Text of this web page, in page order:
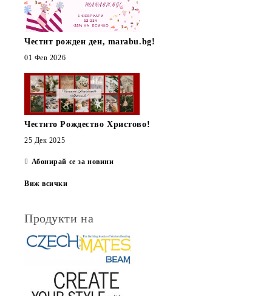
Честит рожден ден, marabu.bg!
01 Фев 2026
Честито Рождество Христово!
25 Дек 2025
Абонирай се за новини
Виж всички
Продукти на